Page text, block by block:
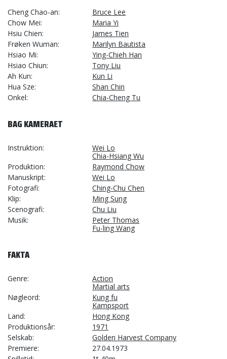
Cheng Chao-an
Bruce Lee
Chow Mei
Maria Yi
Hsiu Chien
James Tien
Frøken Wuman
Marilyn Bautista
Hsiao Mi
Ying-Chieh Han
Hsiao Chiun
Tony Liu
Ah Kun
Kun Li
Hua Sze
Shan Chin
Onkel
Chia-Cheng Tu
BAG KAMERAET
Instruktion
Wei Lo
Chia-Hsiang Wu
Produktion
Raymond Chow
Manuskript
Wei Lo
Fotografi
Ching-Chu Chen
Klip
Ming Sung
Scenografi
Chu Liu
Musik
Peter Thomas
Fu-ling Wang
FAKTA
Genre
Action
Martial arts
Nøgleord
Kung fu
Kampsport
Land
Hong Kong
Produktionsår
1971
Selskab
Golden Harvest Company
Premiere
27.04.1973